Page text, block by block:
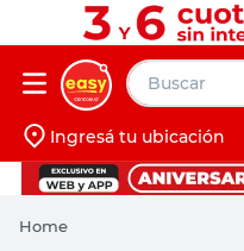
Buscar
Iniciá sesión
Ingresá tu ubicación
Home
muebles
pintura
escritorio